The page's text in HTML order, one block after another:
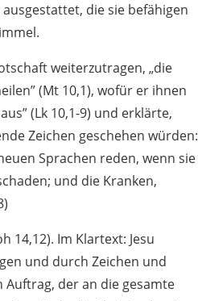
die sie befähigen
weiterzutragen, „die
(Mt 10,1), wofür er ihnen
(Lk 10,1-9) und erklärte,
Zeichen geschehen würden:
Sprachen reden, wenn sie
und die Kranken,
14,12). Im Klartext: Jesu
und durch Zeichen und
der an die gesamte